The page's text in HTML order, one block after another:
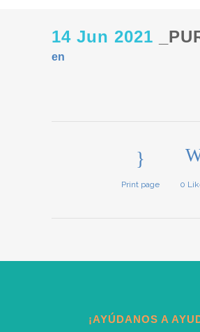
14 Jun 2021
en
Print page 0
¡AYÚDANOS A